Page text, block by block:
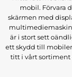
mobil. Förvara
skärmen med
är i stort sett
ett skydd till
titt i vårt sortiment